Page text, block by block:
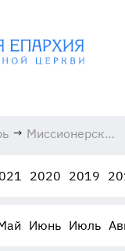
→ Миссионерская
Бурунди
2020 2019
Июнь Июль